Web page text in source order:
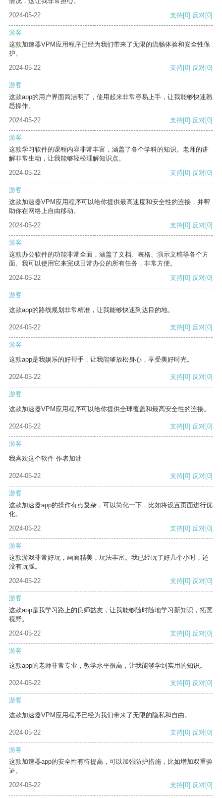
2024-05-22
支持[0] 反对[0]
游客
这款加速器VPM应用程序已经为我们带来了无限的流畅体验和安全性保
护。
2024-05-22
支持[0] 反对[0]
游客
这款app的用户界面简洁明了，使用起来非常容易上手，让我能够快速熟
悉操作。
2024-05-22
支持[0] 反对[0]
游客
这款学习软件的课程内容非常丰富，涵盖了各个学科的知识。老师的讲
解非常生动，让我能够轻松理解知识点。
2024-05-22
支持[0] 反对[0]
游客
这款加速器VPM应用程序可以给你提供最高速度和安全性的连接，并帮
助你在网络上自由移动。
2024-05-22
支持[0] 反对[0]
游客
这款办公软件的功能非常全面，涵盖了文档、表格、演示文稿等各个方
面。我可以使用它来完成日常办公的所有任务，非常方便。
2024-05-22
支持[0] 反对[0]
游客
这款app的路线规划非常精准，让我能够快速到达目的地。
2024-05-22 支持[0] 反对[0]
游客
这款app是我娱乐的好帮手，让我能够放松身心，享受美好时光。
2024-05-22 支持[0] 反对[0]
游客
这款加速器VPM应用程序可以给你提供全球覆盖和最高安全性的连接。
2024-05-22 支持[0] 反对[0]
游客
我喜欢这个软件 作者加油
2024-05-22 支持[0] 反对[0]
游客
这款加速器app的操作有点复杂，可以简化一下，比如将设置页面进行优
化。
2024-05-22
支持[0] 反对[0]
游客
这款游戏非常好玩，画面精美，玩法丰富。我已经玩了好几个小时，还
没有玩腻。
2024-05-22
支持[0] 反对[0]
游客
这款app是我学习路上的良师益友，让我能够随时随地学习新知识，拓宽
视野。
2024-05-22
支持[0] 反对[0]
游客
这款app的老师非常专业，教学水平很高，让我能够学到实用的知识。
2024-05-22 支持[0] 反对[0]
游客
这款加速器VPM应用程序已经为我们带来了无限的隐私和自由。
2024-05-22 支持[0] 反对[0]
游客
这款加速器app的安全性有待提高，可以加强防护措施，比如增加双重验
证。
2024-05-22
支持[0] 反对[0]